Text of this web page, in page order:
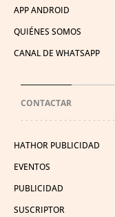
APP ANDROID
QUIÉNES SOMOS
CANAL DE WHATSAPP
CONTACTAR
HATHOR PUBLICIDAD
EVENTOS
PUBLICIDAD
SUSCRIPTOR